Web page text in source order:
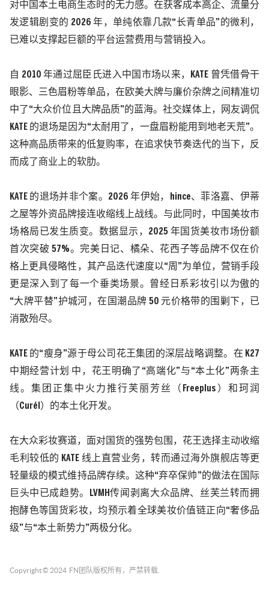
对中国本土电商生态时的无力感。在获客成本高企、流量分
发逻辑剧变的 2026年，单纯依靠几款“长青单品”的微利，
已难以支撑起巨额的平台运营费用与营销投入。
自 2010年通过屈臣氏进入中国市场以来， KATE 曾凭借骨干
眼影、三色眉粉等单品，在欧美大牌与廉价杂牌之间精准切
中了“大众价位 且大牌品质”的蓝海。社交媒体上，网友调侃
KATE 的退场是因为“太耐用了，一盘眉粉能用到地老天荒”。
这种高品质带来的低复购率，在追求快节奏迭代的当下，反
而成了商业上的软肋。
KATE 的退场并非个案。 2026年伊始， hince、菲洛嘉、伊蒂
之屋等外资品牌接连收缩线上战线。 与此同时，中国美妆市
场格局已发生质变。数据显示， 2025 年国货美妆市场份额
首次突破57%。完美日记、橘朵、花西子等品牌不仅在价
格上更具侵略性，其产品迭代速度以“周”为单位，营销手段
更是深入到了每一个垂类场景。曾经日系彩妆引以为傲的
“大牌平替”护城河，在国潮品牌 50 元价格带的围剿下，已
消散殆尽。
KATE 的“瘦身”源于母公司花王集团的深层战略调整。在 K27
中期经营计划 中，花王明确了“高端化”与“本土化”两条主
线。 集团正集中火力推行芙丽芳丝（ Freeplus ）和珂润
（ Curél ）的本土化开发。
在大众彩妆赛道，面对国货的强势包围，花王选择主动收缩
毛利较低的 KATE 线上直营业务，转而通过海外旗舰店等更
轻量级的模式维持品牌存续。这种“弃卒保帅”的做法在国际
巨头中已成趋势。
LVMH 传闻剥离大众品牌、丝芙兰转而拥
抱酵色等国货彩妆，均预示着全球美妆价值链正向“奢侈品
级”与“本土新势力”两极分化。
Copyright © 2024 FN团队 版权所有，严禁转载.